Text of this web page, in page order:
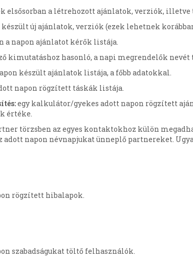
elsősorban a létrehozott ajánlatok, verziók,
készült új ajánlatok, verziók (ezek lehetnek
a napon ajánlatot kérők listája.
kimutatáshoz hasonló, a napi megrendelők
készült ajánlatok listája, a főbb adatokkal.
napon rögzített táskák listája.
egy kalkulátor/gyekes adott napon rögzített
értéke.
törzsben az egyes kontaktokhoz külön
napon névnapjukat ünneplő partnereket.
rögzített hibalapok.
szabadságukat töltő felhasználók.